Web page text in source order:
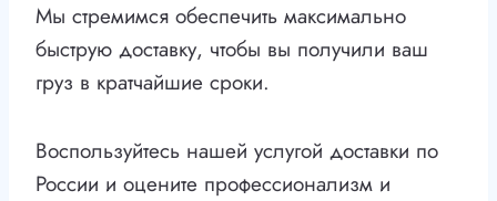
Мы стремимся обеспечить максимально
быструю доставку, чтобы вы получили ваш
груз в кратчайшие сроки.
Воспользуйтесь нашей услугой доставки по
России и оцените профессионализм и